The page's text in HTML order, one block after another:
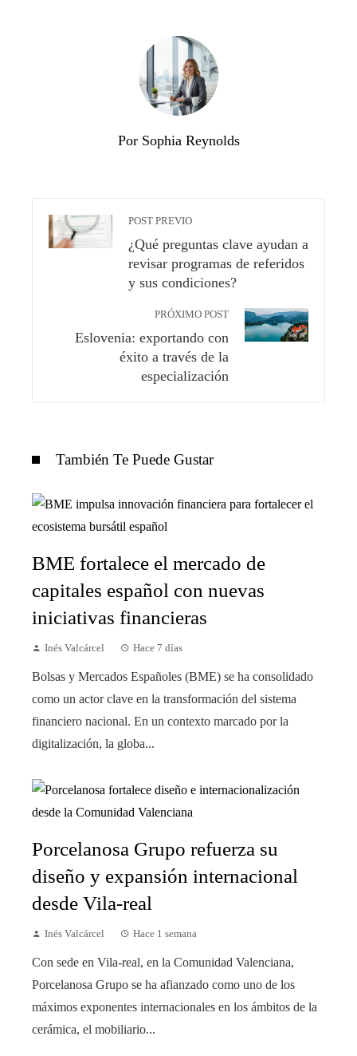
Por Sophia Reynolds
POST PREVIO
¿Qué preguntas clave ayudan a
revisar programas de referidos
y sus condiciones?
PRÓXIMO POST
Eslovenia: exportando con
éxito a través de la
especialización
También Te Puede Gustar
BME fortalece el mercado de
capitales español con nuevas
iniciativas financieras
Inés Valcárcel Hace 7 días
Bolsas y Mercados Españoles (BME) se ha consolidado
como un actor clave en la transformación del sistema
financiero nacional. En un contexto marcado por la
digitalización, la globa...
Porcelanosa Grupo refuerza su
diseño y expansión internacional
desde Vila-real
Inés Valcárcel Hace 1 semana
Con sede en Vila-real, en la Comunidad Valenciana,
Porcelanosa Grupo se ha afianzado como uno de los
máximos exponentes internacionales en los ámbitos de la
cerámica, el mobiliario...